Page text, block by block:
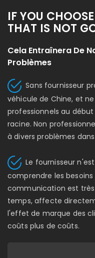
IF YOU
THAT IS NOT
Cela Entraînera De
Problèmes
Sans fournisseur
véhicule de Chine, et
professionnels au
racine. Non
à divers problèmes
Le fournisseur
comprendre les
communication est
temps, affecte
l'effet de marque des
coûts plus de coûts.